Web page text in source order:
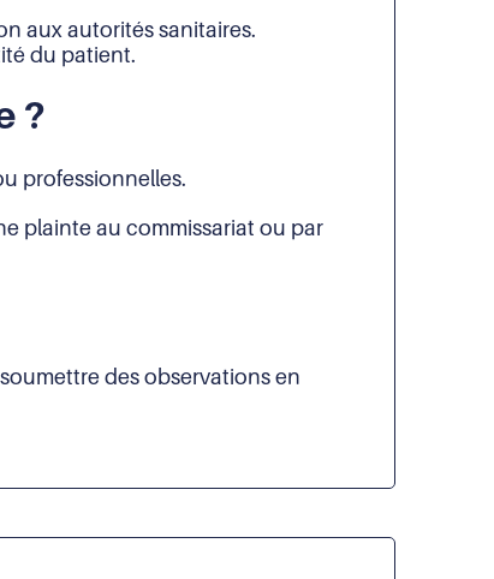
aux autorités sanitaires.
du patient.
?
professionnelles.
plainte au commissariat ou par
des observations en